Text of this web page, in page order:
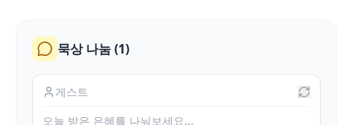
묵상 나눔 (1)